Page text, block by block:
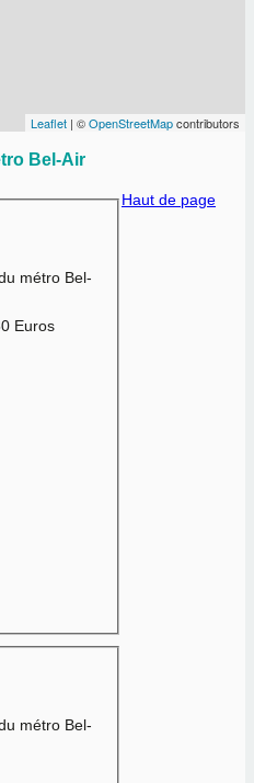
Leaflet | ©OpenStreetMapcontributors
Bel-Air
métro Bel-
Euros
métro Bel-
Haut de page